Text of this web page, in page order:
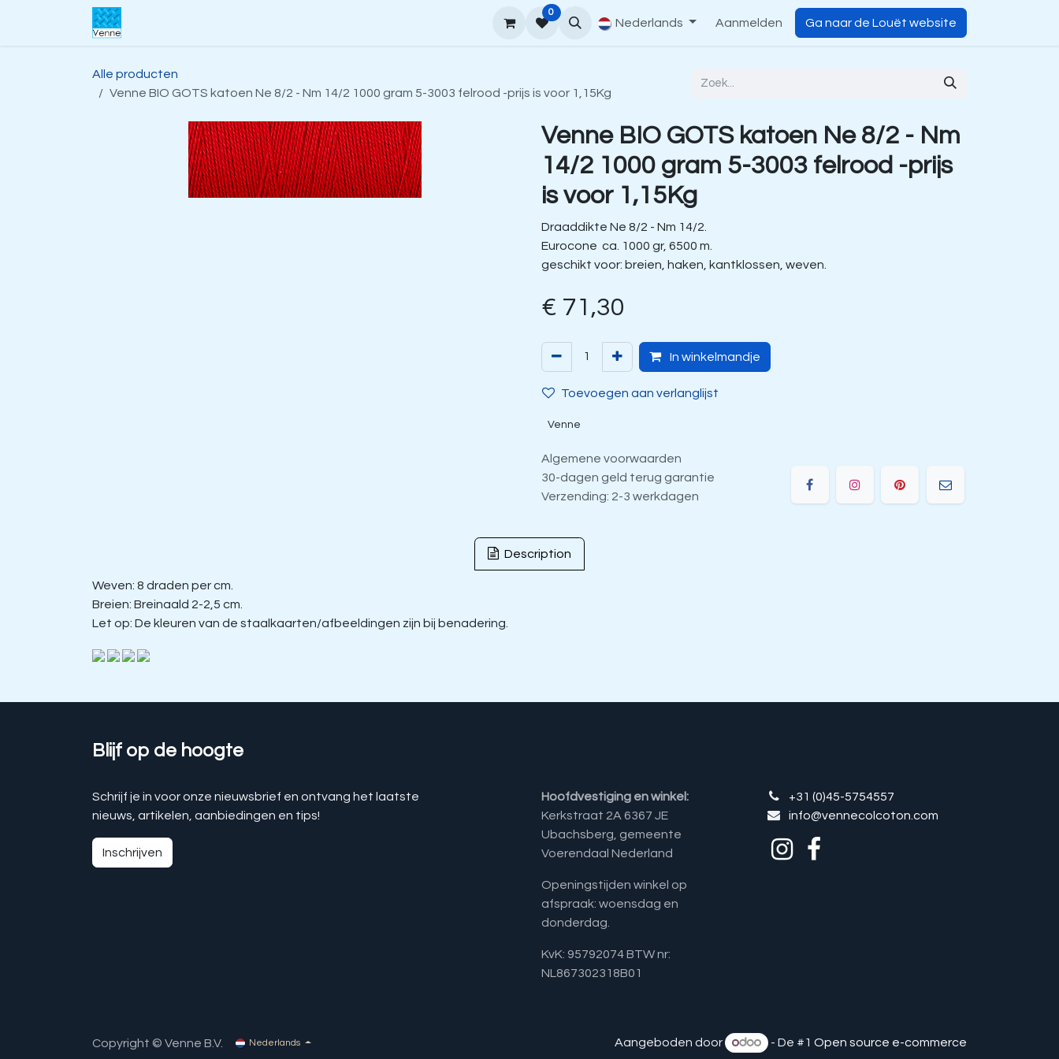
Overslaan naar inhoud
Hoe te bestellen Contact
0
Nederlands Aanmelden Ga naar de Louët website
Alle producten
Venne BIO GOTS katoen Ne 8/2 - Nm 14/2 1000 gram 5-3003 felrood -prijs is voor 1,15Kg
Venne BIO GOTS katoen Ne 8/2 - Nm
14/2 1000 gram 5-3003 felrood -prijs
is voor 1,15Kg
Draaddikte Ne 8/2 - Nm 14/2.
Eurocone ca. 1000 gr, 6500 m.
geschikt voor: breien, haken, kantklossen, weven.
€ 71,30
In winkelmandje
Toevoegen aan verlanglijst
Venne
Algemene voorwaarden
30-dagen geld terug garantie
Verzending: 2-3 werkdagen
Description
Weven: 8 draden per cm.
Breien: Breinaald 2-2,5 cm.
Let op: De kleuren van de staalkaarten/afbeeldingen zijn bij benadering.
Blijf op de hoogte
Schrijf je in voor onze nieuwsbrief en ontvang het laatste
nieuws, artikelen, aanbiedingen en tips!
Inschrijven
Hoofdvestiging en winkel:
Kerkstraat 2A 6367 JE
Ubachsberg, gemeente
Voerendaal Nederland
Openingstijden winkel op
afspraak: woensdag en
donderdag.
KvK: 95792074 BTW nr:
NL867302318B01
+31 (0)45-5754557
info@vennecolcoton.com
Copyright © Venne B.V. Nederlands Aangeboden door - De #1 Open source e-commerce